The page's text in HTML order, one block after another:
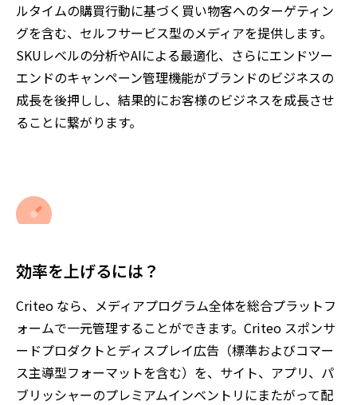
ルタイムの購買行動に基づく買い物客へのターゲティン
グを含む、セルフサービス型のメディアを提供します。
SKUレベルの分析やAIによる最適化、さらにエンドツー
エンドのキャンペーン管理機能がブランドのビジネスの
成長を後押しし、結果的にお客様のビジネスを成長させ
ることに繋がります。
効率を上げるには？
Criteo なら、メディアプログラム全体を総合プラットフ
ォームで一元管理することができます。Criteo スポンサ
ードプロダクトとディスプレイ広告（標準およびコマー
ス主導型フォーマットを含む）を、サイト、アプリ、パ
ブリッシャーのプレミアムインベントリにまたがって配